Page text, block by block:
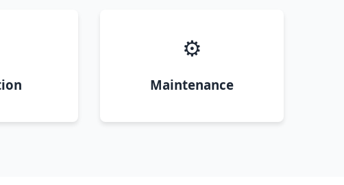
⚙️
Maintenance